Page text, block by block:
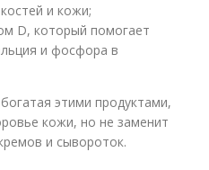
и кожи;
D, который помогает
и фосфора в
этими продуктами,
кожи, но не заменит
и сывороток.